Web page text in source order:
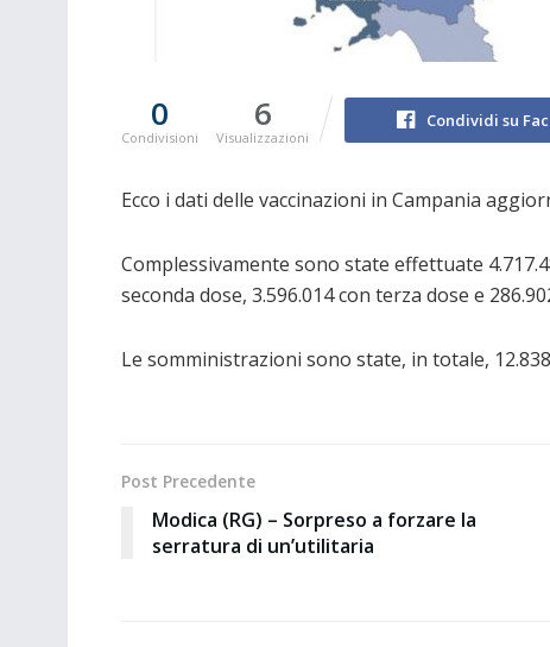
0
Condivisioni
6
Visualizzazioni
Condividi su
Ecco i dati delle vaccinazioni in Campania
Complessivamente sono state effettuate
seconda dose, 3.596.014 con terza dose e
Le somministrazioni sono state, in totale,
Post Precedente
Modica (RG) – Sorpreso a forzare la
serratura di un’utilitaria